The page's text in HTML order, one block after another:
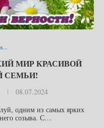
МИР КРАСИВОЙ
СЕМЬИ!
08.07.2024
одним из самых ярких
созыва. С…